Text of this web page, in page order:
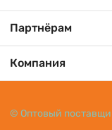
Партнёрам
Компания
© Оптовый